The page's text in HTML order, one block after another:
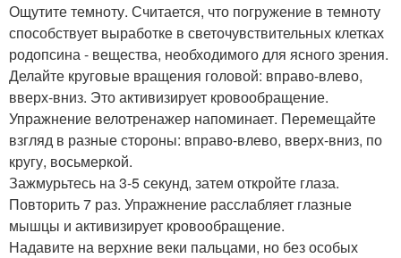
Ощутите темноту. Считается, что погружение в темноту
способствует выработке в светочувствительных клетках
родопсина - вещества, необходимого для ясного зрения.
Делайте круговые вращения головой: вправо-влево,
вверх-вниз. Это активизирует кровообращение.
Упражнение велотренажер напоминает. Перемещайте
взгляд в разные стороны: вправо-влево, вверх-вниз, по
кругу, восьмеркой.
Зажмурьтесь на 3-5 секунд, затем откройте глаза.
Повторить 7 раз. Упражнение расслабляет глазные
мышцы и активизирует кровообращение.
Надавите на верхние веки пальцами, но без особых